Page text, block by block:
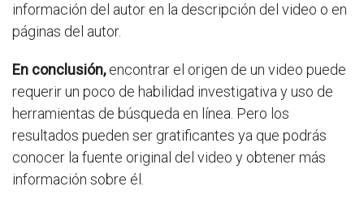
información del autor en la descripción del video o en
páginas del autor.
En conclusión,encontrar el origen de un video puede
requerir un poco de habilidad investigativa y uso de
herramientas de búsqueda en línea. Pero los
resultados pueden ser gratificantes ya que podrás
conocer la fuente original del video y obtener más
información sobre él.